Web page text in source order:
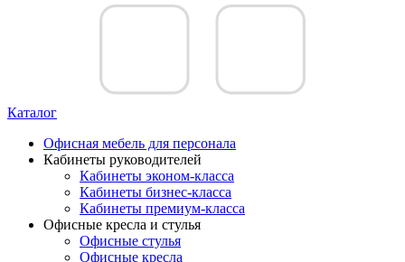
Каталог
Офисная мебель для персонала
Кабинеты руководителей
Кабинеты эконом-класса
Кабинеты бизнес-класса
Кабинеты премиум-класса
Офисные кресла и стулья
Офисные стулья
Офисные кресла